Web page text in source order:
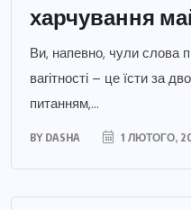
харчування
Ви, напевно, чули слова
вагітності – це їсти за
питанням,...
BY DASHA 1 ЛЮТОГО,